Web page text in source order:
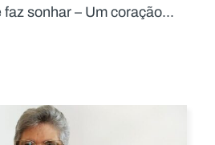
sonhar – Um coração...